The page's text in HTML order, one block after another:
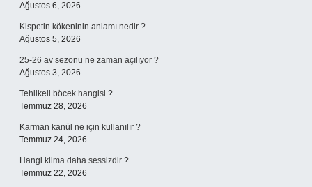
Ağustos 6, 2026
Kispetin kökeninin anlamı nedir ?
Ağustos 5, 2026
25-26 av sezonu ne zaman açılıyor ?
Ağustos 3, 2026
Tehlikeli böcek hangisi ?
Temmuz 28, 2026
Karman kanül ne için kullanılır ?
Temmuz 24, 2026
Hangi klima daha sessizdir ?
Temmuz 22, 2026